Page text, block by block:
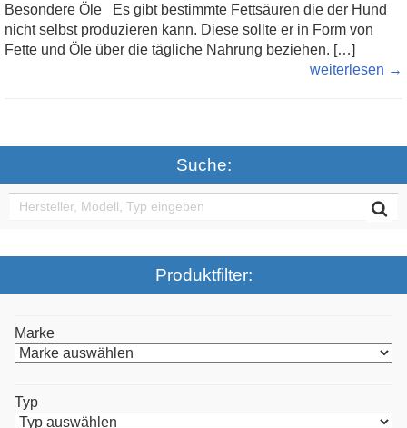
Besondere Öle Es gibt bestimmte Fettsäuren die der Hund
nicht selbst produzieren kann. Diese sollte er in Form von
Fette und Öle über die tägliche Nahrung beziehen. […]
weiterlesen →
Suche:
Produktfilter:
Marke
Typ